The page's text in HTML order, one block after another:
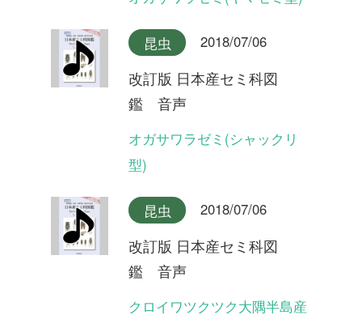
昆虫 2018/07/06
改訂版 日本産セミ科図
鑑 音声
イワサキゼミ(合唱)
昆虫
改訂版 日本産セミ科図
鑑 音声
イワサキゼミ(短い序奏タイ
昆虫 2018/07/06